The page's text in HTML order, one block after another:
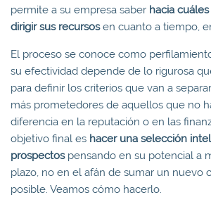
permite a su empresa saber hacia
dirigir sus recursosen cuanto a tiempo,
El proceso se conoce como
su efectividad depende de lo rigurosa
para definir los criterios que van a
más prometedores de aquellos que no
diferencia en la reputación o en las
objetivo final es hacer una selección
prospectospensando en su potencial a
plazo, no en el afán de sumar un nuevo
posible. Veamos cómo hacerlo.